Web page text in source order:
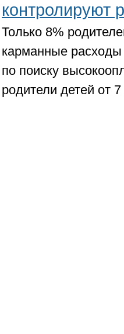
контролируют
Только 8%
карманные
по поиску
родители детей от